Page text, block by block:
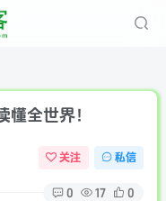
全世界！
关注 私信
0 17 0